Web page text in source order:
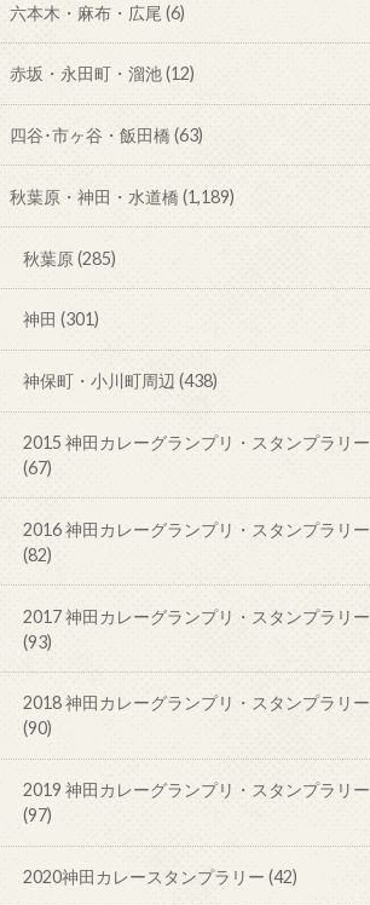
六本木・麻布・広尾 (6)
赤坂・永田町・溜池(12)
四谷･市ヶ谷・飯田橋 (63)
秋葉原・神田・水道橋 (1,189)
秋葉原(285)
神田(301)
神保町・小川町周辺(438)
2015 神田カレーグランプリ・スタンプラリー
(67)
2016 神田カレーグランプリ・スタンプラリー
(82)
2017 神田カレーグランプリ・スタンプラリー
(93)
2018 神田カレーグランプリ・スタンプラリー
(90)
2019 神田カレーグランプリ・スタンプラリー
(97)
2020神田カレースタンプラリー(42)